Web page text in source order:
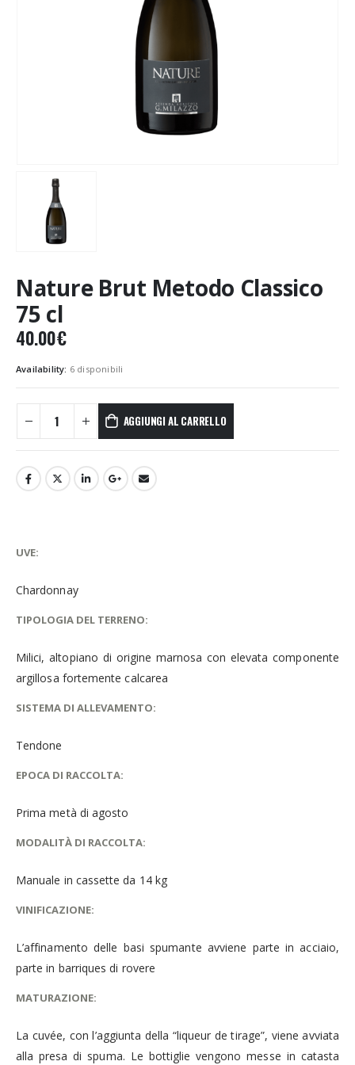
Nature Brut Metodo Classico
75 cl
40.00€
Availability: 6 disponibili
AGGIUNGI AL CARRELLO
UVE:
Chardonnay
TIPOLOGIA DEL TERRENO:
Milici, altopiano di origine marnosa con elevata componente
argillosa fortemente calcarea
SISTEMA DI ALLEVAMENTO:
Tendone
EPOCA DI RACCOLTA:
Prima metà di agosto
MODALITÀ DI RACCOLTA:
Manuale in cassette da 14 kg
VINIFICAZIONE:
L’affinamento delle basi spumante avviene parte in acciaio,
parte in barriques di rovere
MATURAZIONE:
La cuvée, con l’aggiunta della “liqueur de tirage”, viene avviata
alla presa di spuma. Le bottiglie vengono messe in catasta